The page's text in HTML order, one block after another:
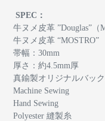
SPEC：
牛ヌメ皮革 ”Douglas”（
牛ヌメ皮革 “MOSTRO”
帯幅：30mm
厚さ：約4.5mm厚
真鍮製オリジナルバック
Machine Sewing
Hand Sewing
Polyester 縫製糸